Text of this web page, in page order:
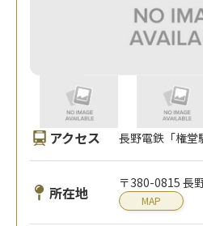
アクセス 長野電鉄「権堂
所在地
〒380-0815 長
MAP